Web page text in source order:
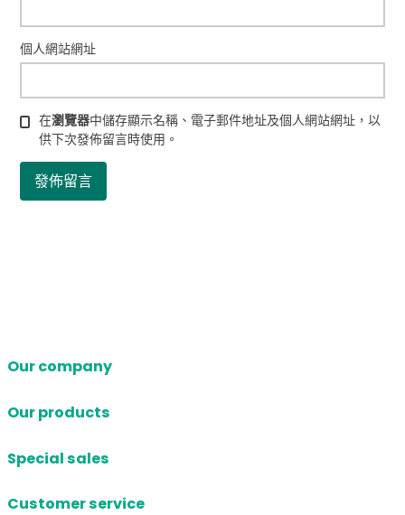
個人網站網址
在瀏覽器中儲存顯示名稱、電子郵件地址及個人網站網址，以
供下次發佈留言時使用。
Our company
Our products
Special sales
Customer service